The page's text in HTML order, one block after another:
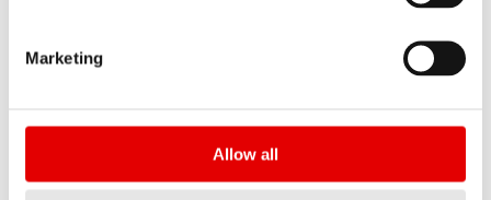
Marketing
Allow all